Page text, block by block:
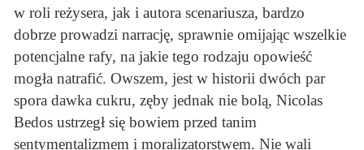
w roli reżysera, jak i autora scenariusza, bardzo
dobrze prowadzi narrację, sprawnie omijając wszelkie
potencjalne rafy, na jakie tego rodzaju opowieść
mogła natrafić. Owszem, jest w historii dwóch par
spora dawka cukru, zęby jednak nie bolą, Nicolas
Bedos ustrzegł się bowiem przed tanim
sentymentalizmem i moralizatorstwem. Nie wali